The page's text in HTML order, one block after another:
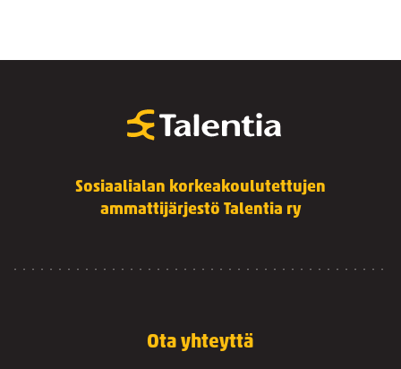
Sosiaalialan korkeakoulutettujen
ammattijärjestö Talentia ry
Ota yhteyttä